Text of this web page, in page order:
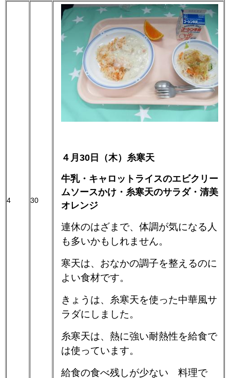
4 30
４月30日（木）糸寒天
牛乳・キャロットライスのエビクリー
ムソースかけ・糸寒天のサラダ・清美
オレンジ
連休のはざまで、体調が気になる人
も多いかもしれません。
寒天は、おなかの調子を整えるのに
よい食材です。
きょうは、糸寒天を使った中華風サ
ラダにしました。
糸寒天は、熱に強い耐熱性を給食で
は使っています。
給食の食べ残しが少ない 料理で